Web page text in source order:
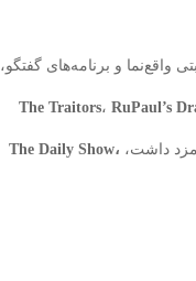
واقع‌نما و برنامه‌های گفتگو،
The Traitors، RuPaul’s
داشت، The Daily Show،